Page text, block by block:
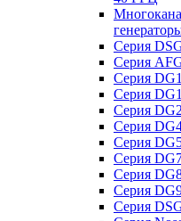
Серия
Серия
Серия
Серия
Серия
Серия
Серия
Серия
Серия
Серия
Серия